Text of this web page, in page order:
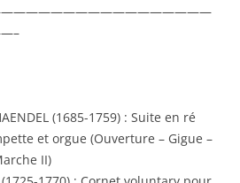
(1685-1759) : Suite en ré
et orgue (Ouverture – Gigue –
II)